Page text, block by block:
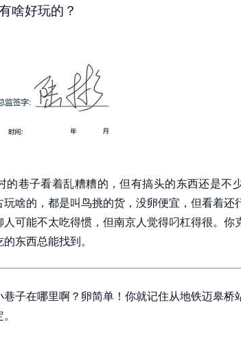
啥好玩的？
的巷子看着乱糟糟的，但有搞头的东西还是不
啥的，都是叫鸟挑的货，没卵便宜，但看着还
可能不太吃得惯，但南京人觉得叼杠得很。你
东西总能找到。
子在哪里啊？卵简单！你就记住从地铁迈皋桥